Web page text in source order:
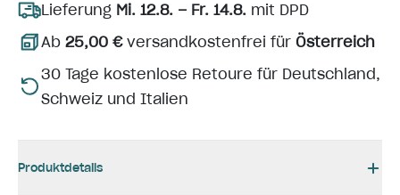
Lieferung Mi. 12.8. – Fr. 14.8. mit DPD
Ab 25,00 €versandkostenfrei für Österreich
30 Tage kostenlose Retoure für Deutschland,
Schweiz und Italien
Produktdetails